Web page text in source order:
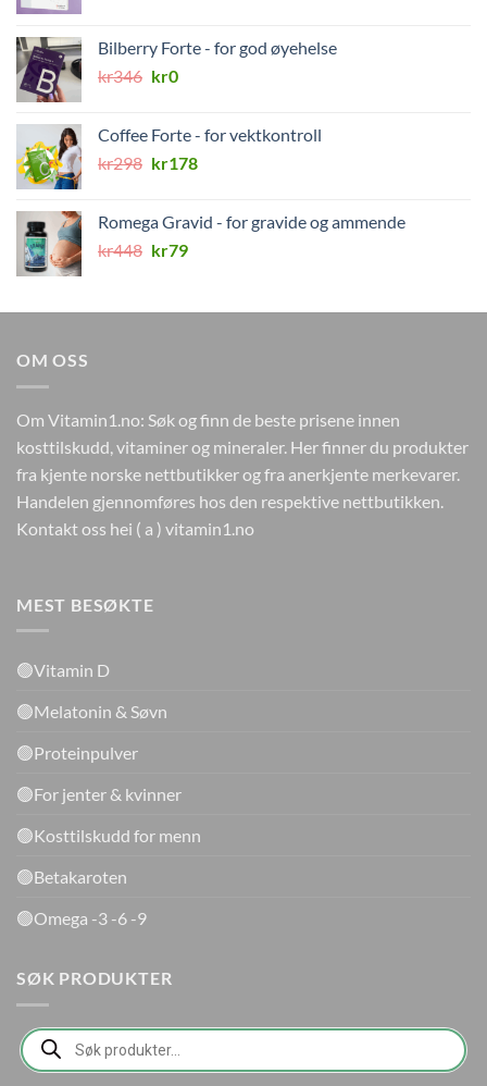
kr224.kr99.
Bilberry Forte - for god øyehelse
kr346 Opprinnelig
kr346.
kr0Nåværende
kr0.
Coffee Forte - for vektkontroll
kr298 Opprinnelig
kr298.
kr178Nåværende
kr178.
Romega Gravid - for gravide og ammende
kr448 Opprinnelig
kr448.
kr79Nåværende
kr79.
OM OSS
Om Vitamin1.no: Søk og finn de beste prisene innen
kosttilskudd, vitaminer og mineraler. Her finner du produkter
fra kjente norske nettbutikker og fra anerkjente merkevarer.
Handelen gjennomføres hos den respektive nettbutikken.
Kontakt oss hei ( a ) vitamin1.no
MEST BESØKTE
🟢Vitamin D
🟢Melatonin & Søvn
🟢Proteinpulver
🟢For jenter & kvinner
🟢Kosttilskudd for menn
🟢Betakaroten
🟢Omega -3 -6 -9
SØK PRODUKTER
Products
search